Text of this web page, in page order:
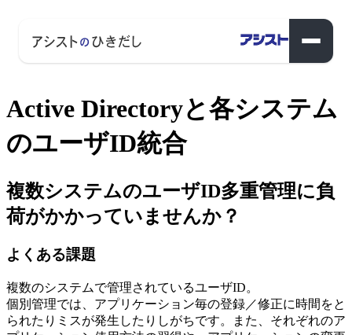
Active Directoryと各システム
のユーザID統合
複数システムのユーザID多重管理に負
荷がかかっていませんか？
よくある課題
複数のシステムで管理されているユーザID。
個別管理では、アプリケーション毎の登録／修正に時間をと
られたりミスが発生したりしがちです。また、それぞれのア